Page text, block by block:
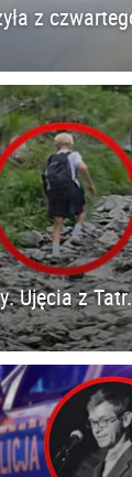
z
Ujęcia z